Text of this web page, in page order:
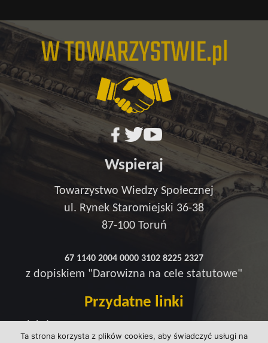
Ta strona korzysta z plików cookies, aby świadczyć usługi na
Wspieraj
Towarzystwo Wiedzy Społecznej
ul. Rynek Staromiejski 36-38
87-100 Toruń
67 1140 2004 0000 3102 8225 2327
z dopiskiem "Darowizna na cele statutowe"
Przydatne linki